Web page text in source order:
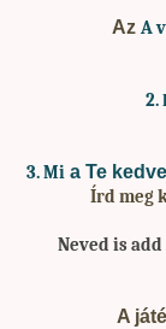
Az A
2.
3. Mi a Te
Írd meg
Neved is add
A